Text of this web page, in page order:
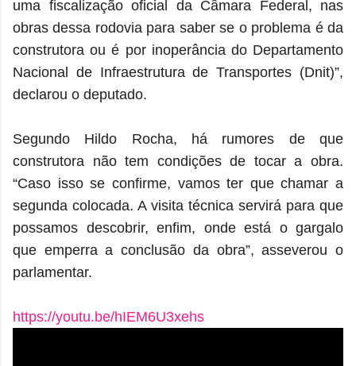
uma fiscalização oficial da Câmara Federal, nas
obras dessa rodovia para saber se o problema é da
construtora ou é por inoperância do Departamento
Nacional de Infraestrutura de Transportes (Dnit)”,
declarou o deputado.
Segundo Hildo Rocha, há rumores de que
construtora não tem condições de tocar a obra.
“Caso isso se confirme, vamos ter que chamar a
segunda colocada. A visita técnica servirá para que
possamos descobrir, enfim, onde está o gargalo
que emperra a conclusão da obra”, asseverou o
parlamentar.
https://youtu.be/hIEM6U3xehs